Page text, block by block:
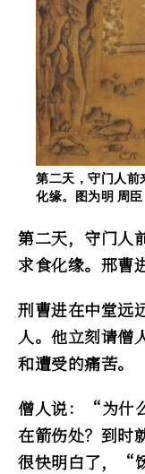
第二天，守门人前
化缘。图为明 周臣
第二天，守门人
求食化缘。邢曹
刑曹进在中堂远
人。他立刻请僧
和遭受的痛苦。
僧人说：“为什
在箭伤处？到时
很快明白了，“